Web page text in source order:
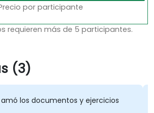
por participante
requieren más de 5 participantes.
(3)
los documentos y ejercicios